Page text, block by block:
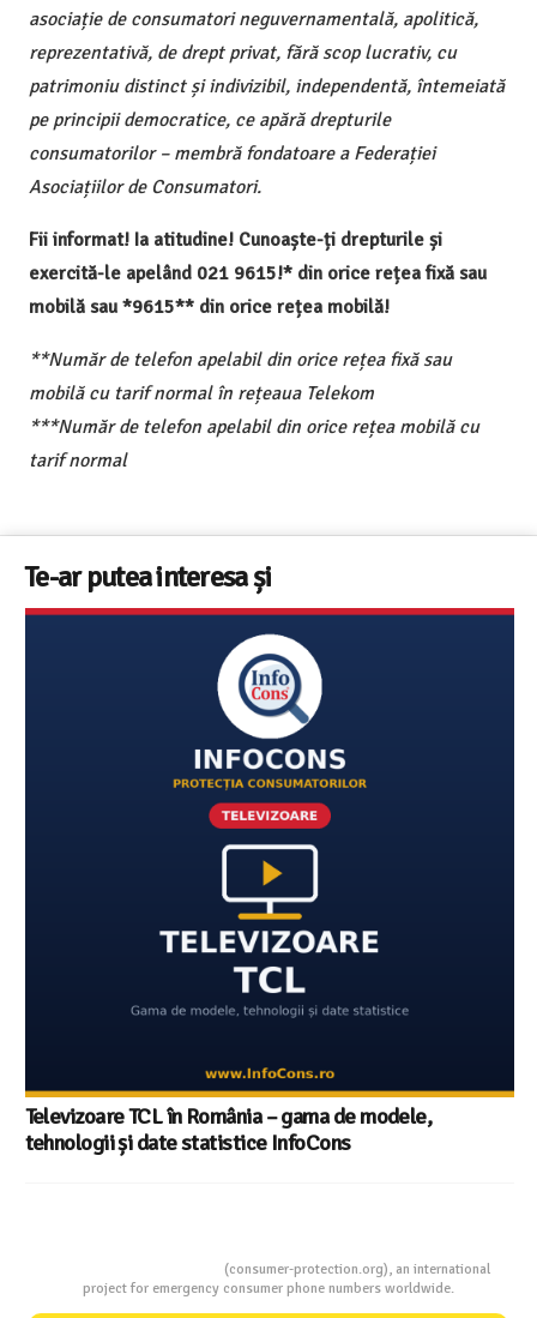
asociație de consumatori neguvernamentală, apolitică,
reprezentativă, de drept privat, fără scop lucrativ, cu
patrimoniu distinct și indivizibil, independentă, întemeiată
pe principii democratice, ce apără drepturile
consumatorilor – membră fondatoare a Federației
Asociațiilor de Consumatori.
Fii informat! Ia atitudine! Cunoaște-ți drepturile și
exercită-le apelând 021 9615!* din orice rețea fixă sau
mobilă sau *9615** din orice rețea mobilă!
**Număr de telefon apelabil din orice rețea fixă sau
mobilă cu tarif normal în rețeaua Telekom
***Număr de telefon apelabil din orice rețea mobilă cu
tarif normal
Te-ar putea interesa și
Televizoare TCL în România – gama de modele,
tehnologii și date statistice InfoCons
(consumer-protection.org), an international
project for emergency consumer phone numbers worldwide.